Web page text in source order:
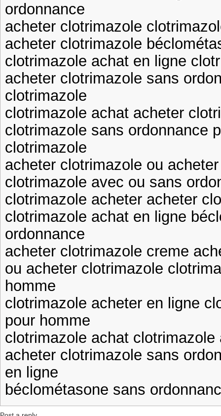
ordonnance
acheter clotrimazole
acheter clotrimazole
clotrimazole achat en ligne
acheter clotrimazole sans
clotrimazole
clotrimazole achat acheter
clotrimazole sans ordonnance
clotrimazole
acheter clotrimazole ou
clotrimazole avec ou sans
clotrimazole acheter acheter
clotrimazole achat en ligne
ordonnance
acheter clotrimazole creme
ou acheter clotrimazole
homme
clotrimazole acheter en ligne
pour homme
clotrimazole achat clotrimazole
acheter clotrimazole sans
en ligne
béclométasone sans ordonnanc